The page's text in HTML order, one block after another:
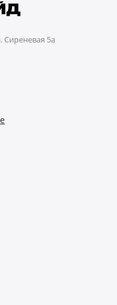
Сиреневая 5а